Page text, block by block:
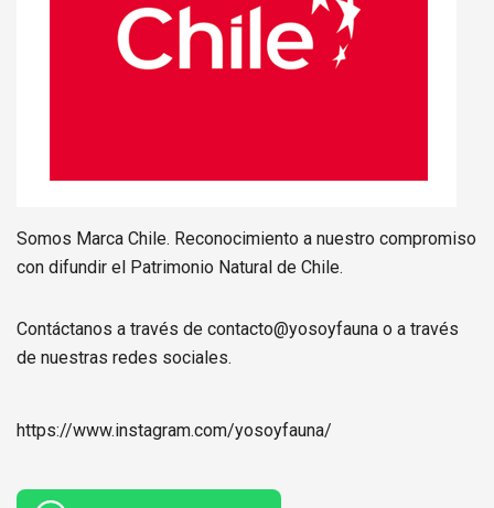
Somos Marca Chile. Reconocimiento a nuestro compromiso
con difundir el Patrimonio Natural de Chile.
Contáctanos a través de contacto@yosoyfauna o a través
de nuestras redes sociales.
https://www.instagram.com/yosoyfauna/